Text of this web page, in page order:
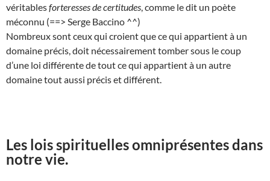
véritablesforteresses de certitudes , comme le dit un poète
méconnu (==> Serge Baccino ^^)
Nombreux sont ceux qui croient que ce qui appartient à un
domaine précis, doit nécessairement tomber sous le coup
d’une loi différente de tout ce qui appartient à un autre
domaine tout aussi précis et différent.
Les lois spirituelles omniprésentes dans
notre vie.